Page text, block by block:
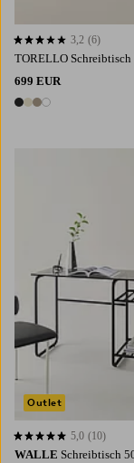
TORELLO
699 EUR
4 Farben
3,2 basierend auf 6
3,2 (6)
WALLE Schreibtisch
5,0 basierend auf 10
5,0 (10)
Outlet